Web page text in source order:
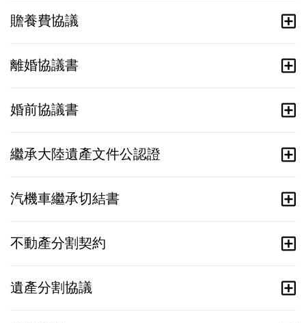
贍養費協議
離婚協議書
婚前協議書
繼承大陸遺產文件公認證
汽機車繼承切結書
不動產分割契約
遺產分割協議